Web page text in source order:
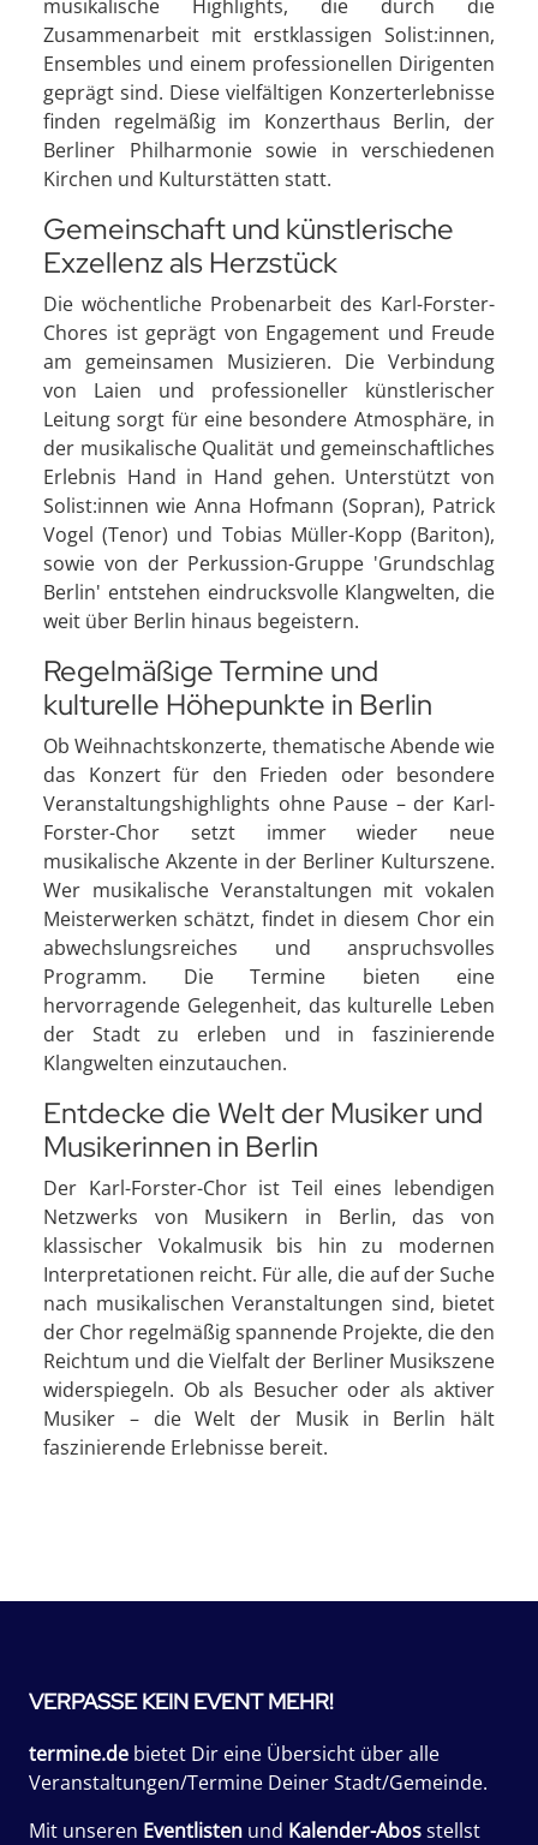
musikalische Highlights, die durch die
Zusammenarbeit mit erstklassigen Solist:innen,
Ensembles und einem professionellen Dirigenten
geprägt sind. Diese vielfältigen Konzerterlebnisse
finden regelmäßig im Konzerthaus Berlin, der
Berliner Philharmonie sowie in verschiedenen
Kirchen und Kulturstätten statt.
Gemeinschaft und künstlerische
Exzellenz als Herzstück
Die wöchentliche Probenarbeit des Karl-Forster-
Chores ist geprägt von Engagement und Freude
am gemeinsamen Musizieren. Die Verbindung
von Laien und professioneller künstlerischer
Leitung sorgt für eine besondere Atmosphäre, in
der musikalische Qualität und gemeinschaftliches
Erlebnis Hand in Hand gehen. Unterstützt von
Solist:innen wie Anna Hofmann (Sopran), Patrick
Vogel (Tenor) und Tobias Müller-Kopp (Bariton),
sowie von der Perkussion-Gruppe 'Grundschlag
Berlin' entstehen eindrucksvolle Klangwelten, die
weit über Berlin hinaus begeistern.
Regelmäßige Termine und
kulturelle Höhepunkte in Berlin
Ob Weihnachtskonzerte, thematische Abende wie
das Konzert für den Frieden oder besondere
Veranstaltungshighlights ohne Pause – der Karl-
Forster-Chor setzt immer wieder neue
musikalische Akzente in der Berliner Kulturszene.
Wer musikalische Veranstaltungen mit vokalen
Meisterwerken schätzt, findet in diesem Chor ein
abwechslungsreiches und anspruchsvolles
Programm. Die Termine bieten eine
hervorragende Gelegenheit, das kulturelle Leben
der Stadt zu erleben und in faszinierende
Klangwelten einzutauchen.
Entdecke die Welt der Musiker und
Musikerinnen in Berlin
Der Karl-Forster-Chor ist Teil eines lebendigen
Netzwerks von Musikern in Berlin, das von
klassischer Vokalmusik bis hin zu modernen
Interpretationen reicht. Für alle, die auf der Suche
nach musikalischen Veranstaltungen sind, bietet
der Chor regelmäßig spannende Projekte, die den
Reichtum und die Vielfalt der Berliner Musikszene
widerspiegeln. Ob als Besucher oder als aktiver
Musiker – die Welt der Musik in Berlin hält
faszinierende Erlebnisse bereit.
VERPASSE KEIN EVENT MEHR!
termine.de bietet Dir eine Übersicht über alle
Veranstaltungen/Termine Deiner Stadt/Gemeinde.
Mit unseren Eventlisten und Kalender-Abosstellst